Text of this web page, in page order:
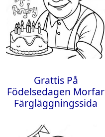
Grattis På
Födelsedagen Morfar
Färgläggningssida